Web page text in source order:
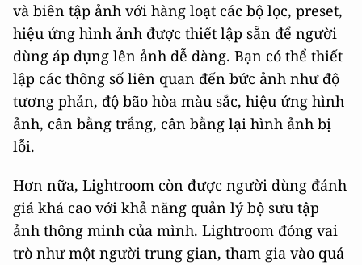
và biên tập ảnh với hàng loạt các bộ lọc, preset,
hiệu ứng hình ảnh được thiết lập sẵn để người
dùng áp dụng lên ảnh dễ dàng. Bạn có thể thiết
lập các thông số liên quan đến bức ảnh như độ
tương phản, độ bão hòa màu sắc, hiệu ứng hình
ảnh, cân bằng trắng, cân bằng lại hình ảnh bị
lỗi.
Hơn nữa, Lightroom còn được người dùng đánh
giá khá cao với khả năng quản lý bộ sưu tập
ảnh thông minh của mình. Lightroom đóng vai
trò như một người trung gian, tham gia vào quá